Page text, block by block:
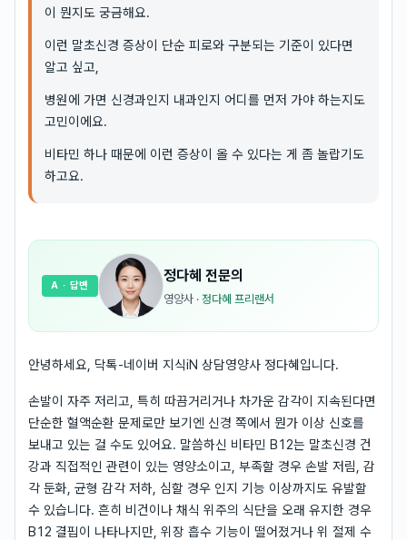
이 뭔지도 궁금해요.
이런 말초신경 증상이 단순 피로와 구분되는 기준이 있다면
알고 싶고,
병원에 가면 신경과인지 내과인지 어디를 먼저 가야 하는지도
고민이에요.
비타민 하나 때문에 이런 증상이 올 수 있다는 게 좀 놀랍기도
하고요.
정다혜 전문의
영양사 · 정다혜 프리랜서
A · 답변
안녕하세요, 닥톡-네이버 지식iN 상담영양사 정다혜입니다.
손발이 자주 저리고, 특히 따끔거리거나 차가운 감각이 지속된다면
단순한 혈액순환 문제로만 보기엔 신경 쪽에서 뭔가 이상 신호를
보내고 있는 걸 수도 있어요. 말씀하신 비타민 B12는 말초신경 건
강과 직접적인 관련이 있는 영양소이고, 부족할 경우 손발 저림, 감
각 둔화, 균형 감각 저하, 심할 경우 인지 기능 이상까지도 유발할
수 있습니다. 흔히 비건이나 채식 위주의 식단을 오래 유지한 경우
B12 결핍이 나타나지만, 위장 흡수 기능이 떨어졌거나 위 절제 수